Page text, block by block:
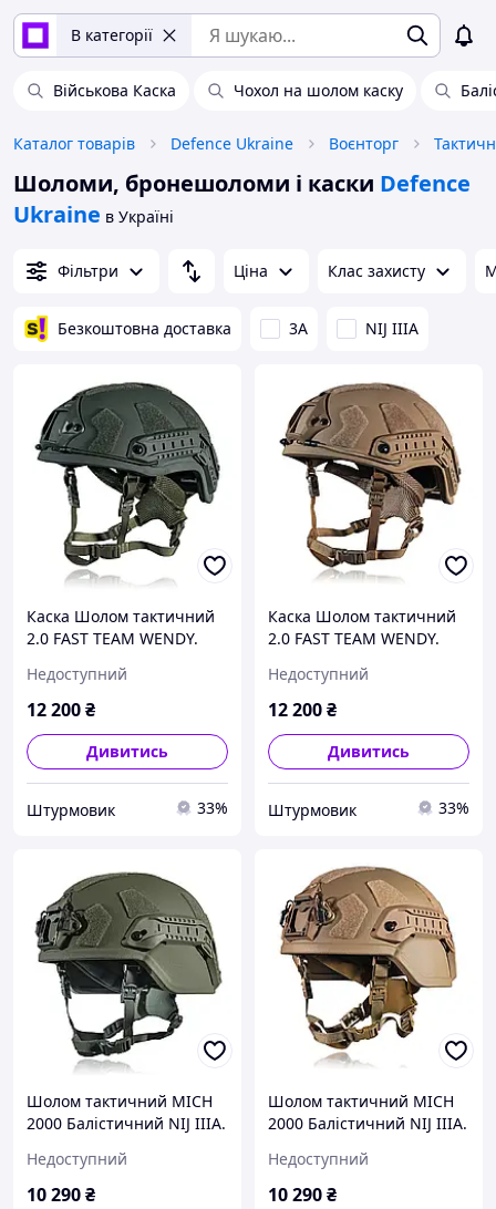
В категорії
Військова Каска Чохол на шолом каску
Каталог товарів Defence Ukraine Воєнторг
Шоломи, бронешоломи і каски Defence
Ukraine в Україні
Фільтри Ціна Клас захисту
Безкоштовна доставка 3А NIJ IIIA
Каска Шолом тактичний
2.0 FAST TEAM WENDY.
Олива. Розмір L
Недоступний
12 200₴
Дивитись
Штурмовик 33%
Каска Шолом тактичний
2.0 FAST TEAM WENDY.
Койот. Розмір L
Недоступний
12 200₴
Дивитись
Штурмовик 33%
Шолом тактичний MICH
2000 Балістичний NIJ IIIA.
Недоступний
10 290₴
Шолом тактичний MICH
2000 Балістичний NIJ IIIA.
Недоступний
10 290₴